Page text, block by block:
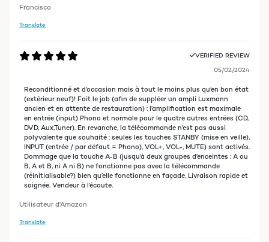
Francisco
Translate
VERIFIED REVIEW
05/02/2024
Reconditionné et d’occasion mais à tout le moins plus qu’en bon état
(extérieur neuf)! Fait le job (afin de suppléer un ampli Luxmann
ancien et en attente de restauration) : l’amplification est maximale
en entrée (input) Phono et normale pour le quatre autres entrées (CD,
DVD, Aux,Tuner). En revanche, la télécommande n’est pas aussi
polyvalente que souhaité : seules les touches STANBY (mise en veille),
INPUT (entrée / par défaut = Phono), VOL+, VOL-, MUTE) sont activés.
Dommage que la touche A-B (jusqu’à deux groupes d’enceintes : A ou
B, A et B, ni A ni B) ne fonctionne pas avec la télécommande
(réinitialisable?) bien qu’elle fonctionne en façade. Livraison rapide et
soignée. Vendeur à l’écoute.
Utilisateur d'Amazon
Translate